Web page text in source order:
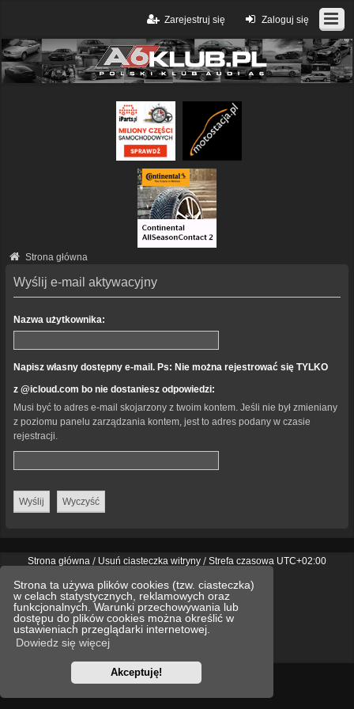
Strona ta używa plików cookies (tzw. ciasteczka)
w celach statystycznych, reklamowych oraz
funkcjonalnych. Warunki przechowywania lub
dostępu do plików cookies można określić w
ustawieniach przeglądarki internetowej.
Dowiedz się więcej
Akceptuję!
Zaloguj się
Zarejestruj się
Strona główna
Wyślij e-mail aktywacyjny
Nazwa użytkownika:
Napisz własny dostępny e-mail. Ps: Nie można rejestrować się TYLKO
z @icloud.com bo nie dostaniesz odpowiedzi:
Musi być to adres e-mail skojarzony z twoim kontem. Jeśli nie był zmieniany
z poziomu panelu zarządzania kontem, jest to adres podany w czasie
rejestracji.
Strona główna Usuń ciasteczka witryny Strefa czasowa UTC+02:00
Polski pakiet językowy dostarcza phpBB.pl
Stylewe_universalcreated by INVENTEA & v12mike
Optimized by:phpBB SEO
Zasady ochrony danych osobowych